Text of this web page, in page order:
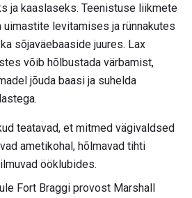
ja kaaslaseks. Teenistuse liikmete
levitamises ja rünnakutes
sõjaväebaaside juures. Lax
võib hõlbustada värbamist,
jõuda baasi ja suhelda
teatavad, et mitmed vägivaldsed
ametikohal, hõlmavad tihti
ööklubides.
Fort Braggi provost Marshall